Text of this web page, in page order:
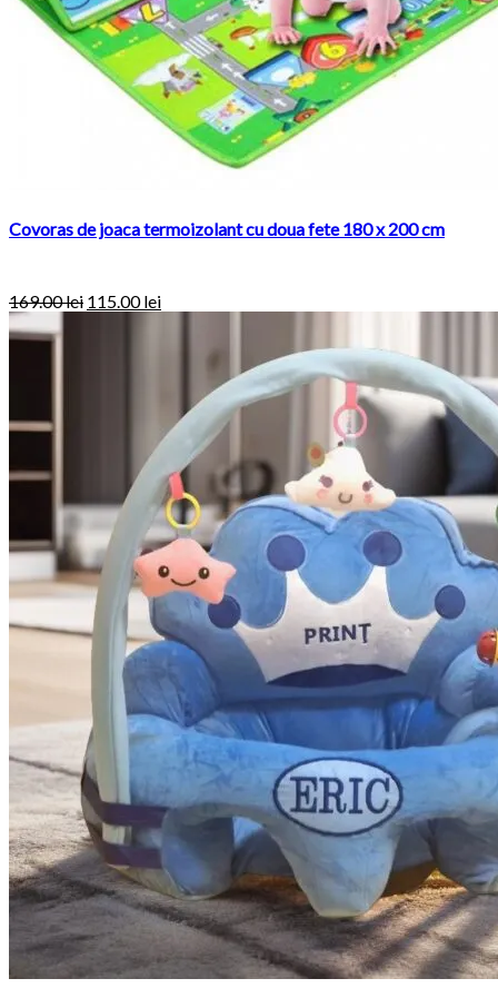
Covoras de joaca termoizolant cu doua fete 180 x 200 cm
169.00lei 115.00lei